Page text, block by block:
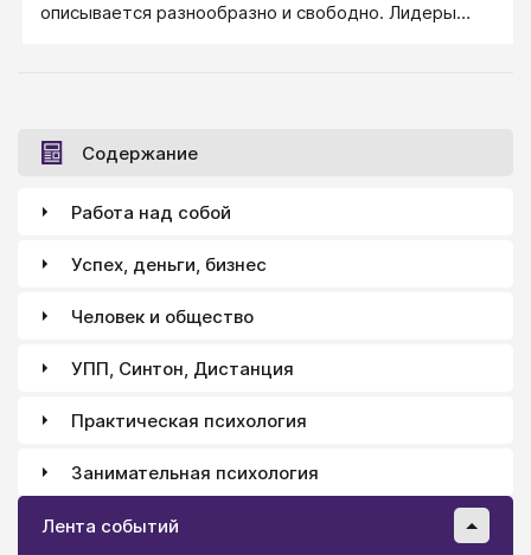
описывается разнообразно и свободно. Лидеры
Содержание
Работа над собой
Успех, деньги, бизнес
Человек и общество
УПП, Синтон, Дистанция
Практическая психология
Занимательная психология
Лента событий